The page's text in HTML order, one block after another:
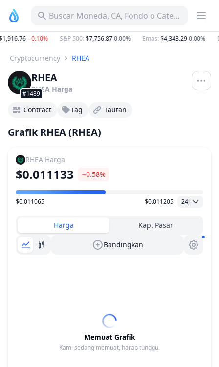
Buscar Moneda, CA, Fondo o Categoría
−0.10% S&P 500:$7,756.870.00% Emas:$4,343.290.00%
Cryptocurrency RHEA
#1489
RHEA
RHEA Harga
Contract Tag Tautan
Grafik RHEA (RHEA)
RHEA Harga
$0.011133 −0.58%
Kisaran Harga
$0.011065 $0.011205 24j
Harga Kap. Pasar
Bandingkan
Memuat Grafik
Kami sedang memuat, harap tunggu.